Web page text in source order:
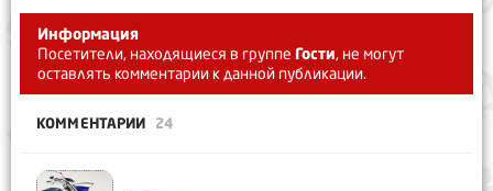
Информация
Посетители, находящиеся в группе Гости, не могут
оставлять комментарии к данной публикации.
КОММЕНТАРИИ 24